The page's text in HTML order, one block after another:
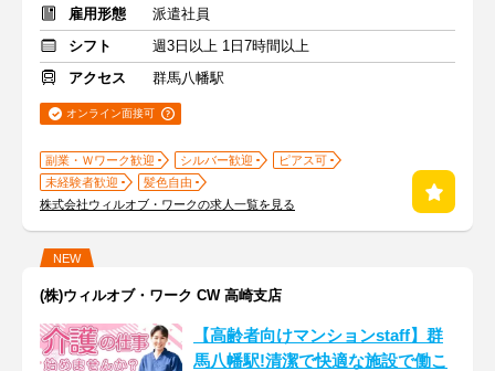
雇用形態
派遣社員
シフト
週3日以上 1日7時間以上
アクセス
群馬八幡駅
オンライン面接可
副業・Ｗワーク歓迎 シルバー歓迎
ピアス可
未経験者歓迎
髪色自由
株式会社ウィルオブ・ワークの求人一覧を見る
NEW
(株)ウィルオブ・ワーク CW 高崎支店
【高齢者向けマンションstaff】群
馬八幡駅!清潔で快適な施設で働こ